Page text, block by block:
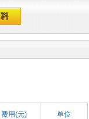
费用(元) 单位